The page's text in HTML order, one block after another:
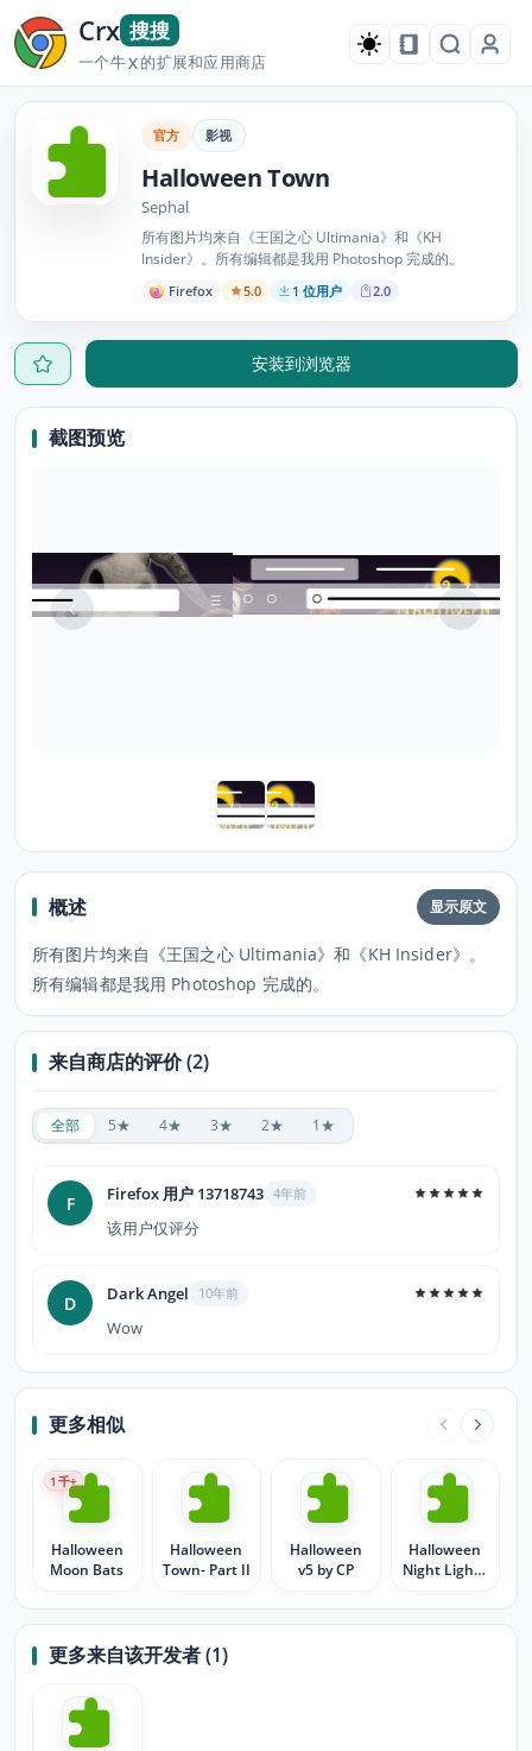
Crx 搜搜
一个牛X的扩展和应用商店
官方 影视
Halloween Town
Sephal
所有图片均来自《王国之心 Ultimania》和《KH
Insider》。所有编辑都是我用 Photoshop 完成的。
Firefox 5.0 1 位用户 2.0
安装到浏览器
截图预览
概述 显示原文
所有图片均来自《王国之心 Ultimania》和《KH Insider》。
所有编辑都是我用 Photoshop 完成的。
来自商店的评价 (2)
全部 5★ 4★ 3★ 2★ 1★
F Firefox 用户 13718743 4年前
该用户仅评分
D Dark Angel 10年前
Wow
更多相似
Halloween
Moon Bats
1 千+
Halloween
Town- Part II
Halloween
v5 by CP
Halloween
Night Lights
更多来自该开发者 (1)